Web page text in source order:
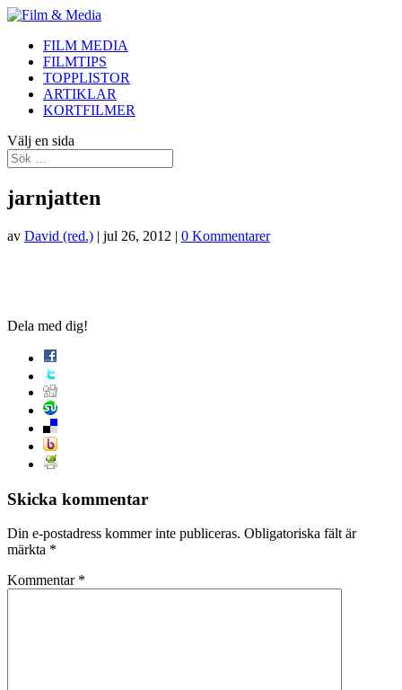
FILM MEDIA
FILMTIPS
TOPPLISTOR
ARTIKLAR
KORTFILMER
Välj en sida
jarnjatten
av David (red.) | jul 26, 2012 | 0 Kommentarer
Dela med dig!
Skicka kommentar
Din e-postadress kommer inte publiceras. Obligatoriska fält är
märkta *
Kommentar *